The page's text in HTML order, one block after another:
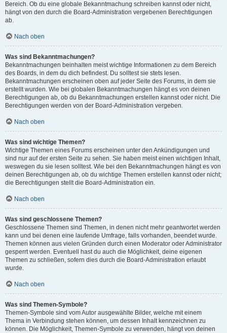
Bereich. Ob du eine globale Bekanntmachung schreiben kannst oder nicht,
hängt von den durch die Board-Administration vergebenen Berechtigungen
ab.
Nach oben
Was sind Bekanntmachungen?
Bekanntmachungen beinhalten meist wichtige Informationen zu dem Bereich
des Boards, in dem du dich befindest. Du solltest sie stets lesen.
Bekanntmachungen erscheinen oben auf jeder Seite des Forums, in dem sie
erstellt wurden. Wie bei globalen Bekanntmachungen hängt es von deinen
Berechtigungen ab, ob du Bekanntmachungen erstellen kannst oder nicht. Die
Berechtigungen werden von der Board-Administration vergeben.
Nach oben
Was sind wichtige Themen?
Wichtige Themen eines Forums erscheinen unter den Ankündigungen und
sind nur auf der ersten Seite zu sehen. Sie haben meist einen wichtigen Inhalt,
weswegen du sie lesen solltest. Wie bei den Bekanntmachungen hängt es von
deinen Berechtigungen ab, ob du wichtige Themen erstellen kannst oder nicht;
die Berechtigungen stellt die Board-Administration ein.
Nach oben
Was sind geschlossene Themen?
Geschlossene Themen sind Themen, in denen nicht mehr geantwortet werden
kann und bei denen eine laufende Umfrage, falls vorhanden, beendet wurde.
Themen können aus vielen Gründen durch einen Moderator oder Administrator
gesperrt werden. Eventuell hast du auch die Möglichkeit, deine eigenen
Themen zu schließen, sofern dies durch die Board-Administration erlaubt
wurde.
Nach oben
Was sind Themen-Symbole?
Themen-Symbole sind vom Autor ausgewählte Bilder, welche mit einem
Thema in Verbindung stehen können, um dessen Inhalt kennzeichnen zu
können. Die Möglichkeit, Themen-Symbole zu verwenden, hängt von deinen